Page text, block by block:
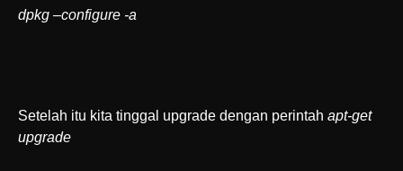
dpkg –configure -a
Setelah itu kita tinggal upgrade dengan perintah apt-get
upgrade